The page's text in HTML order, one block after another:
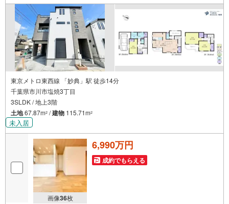
東京メトロ東西線 「妙典」駅 徒歩14分
千葉県市川市塩焼3丁目
3SLDK / 地上3階
土地67.87m2 /建物 115.71m2
未入居
画像36枚
6,990万円
成約でもらえる